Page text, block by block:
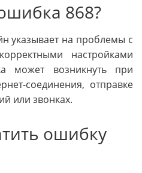
868?
указывает на проблемы с
настройками
может возникнуть при
соединения, отправке
или звонках.
ошибку